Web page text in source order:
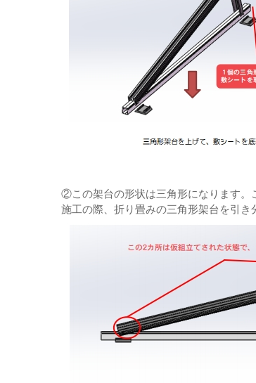
②この架台の形状は三角形になります。
施工の際、折り畳みの三角形架台を引き